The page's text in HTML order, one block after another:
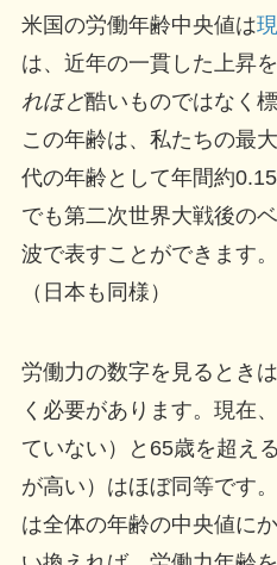
米国の労働年齢中央値は
は、近年の一貫した上昇
れほど酷いものではなく
この年齢は、私たちの最
代の年齢として年間約
でも第二次世界大戦後の
波で表すことができます。
（日本も同様）
労働力の数字を見るとき
く必要があります。現在
ていない）と65歳を超え
が高い）はほぼ同等です
は全体の年齢の中央値に